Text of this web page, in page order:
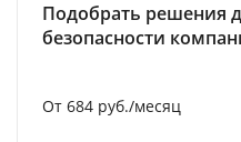
Подобрать решения
безопасности
От 684 руб./месяц